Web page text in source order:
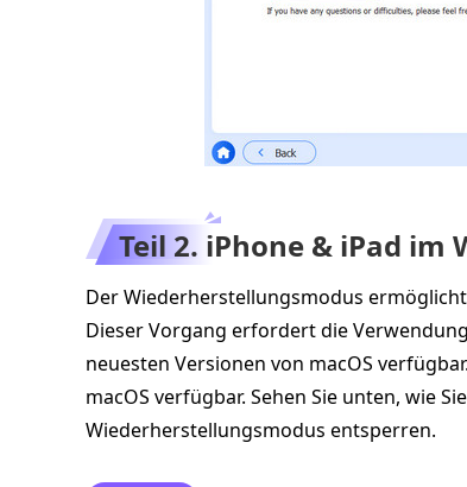
Teil 2. iPhone & iPad
Der Wiederherstellungsmodus
Dieser Vorgang erfordert die
neuesten Versionen von macOS
macOS verfügbar. Sehen Sie unten, wie
Wiederherstellungsmodus entsperren.